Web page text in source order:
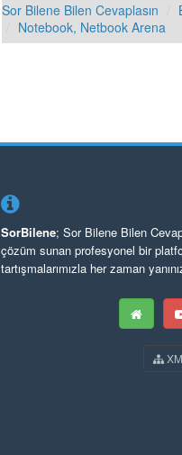
Sor Bilene Bilen Cevaplasın
Notebook, Netbook Arena
SorBilene; Sor Bilene Bilen
çözüm sunan profesyonel bir
tartışmalarımızla her zaman